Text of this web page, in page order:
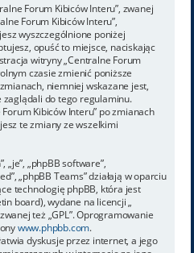
Forum Kibiców Interu”, zwanej
Forum Kibiców Interu”,
wyszczególnione poniżej
opuść to miejsce, naciskając
witryny „Centralne Forum
czasie zmienić poniższe
niemniej wskazane jest,
do tego regulaminu.
Kibiców Interu” po zmianach
te zmiany ze wszelkimi
„je”, „phpBB software”,
„phpBB Teams” działają w oparciu
technologię phpBB, która jest
board), wydane na licencji „
zwanej też „GPL”. Oprogramowanie
www.phpbb.com.
dyskusje przez internet, a jego